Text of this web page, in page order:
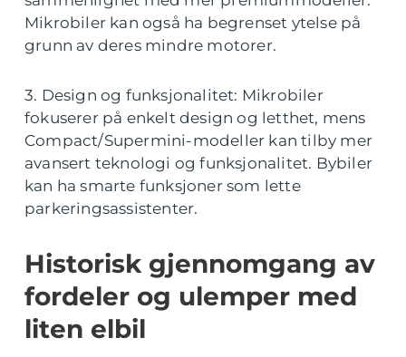
Mikrobiler kan også ha begrenset ytelse på
grunn av deres mindre motorer.
3. Design og funksjonalitet: Mikrobiler
fokuserer på enkelt design og letthet, mens
Compact/Supermini-modeller kan tilby mer
avansert teknologi og funksjonalitet. Bybiler
kan ha smarte funksjoner som lette
parkeringsassistenter.
Historisk gjennomgang av
fordeler og ulemper med
liten elbil